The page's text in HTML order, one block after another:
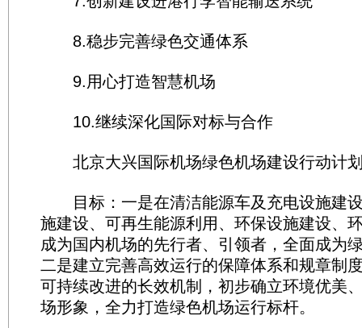
8.稳步完善绿色交通体系
9.用心打造智慧机场
10.继续深化国际对标与合作
北京大兴国际机场绿色机场建设行动计
目标：一是在清洁能源车及充电设施建设
施建设、可再生能源利用、环保设施建设、
成为国内机场的先行者、引领者，全面成为
二是建立完善高效运行的保障体系和规章制
可持续改进的长效机制，初步确立环境优美
场形象，全力打造绿色机场运行标杆。